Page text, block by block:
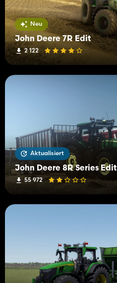
Neu
John Deere 7R Edit
2 122
Aktualisiert
John Deere 8R Series Edit
55 972